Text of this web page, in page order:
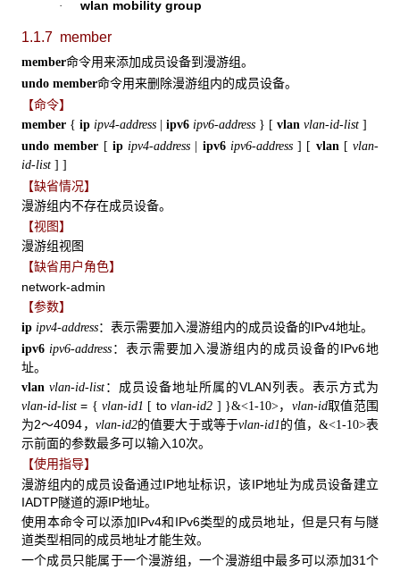
· wlan mobility group
1.1.7 member
member命令用来添加成员设备到漫游组。
undo member命令用来删除漫游组内的成员设备。
【命令】
member { ip ipv4-address ipv6 ipv6-address } [ vlan vlan-id-list ]
undo member [ ip ipv4-address ipv6ipv6-address ] [ vlan [ vlan-
id-list ] ]
【缺省情况】
漫游组内不存在成员设备。
【视图】
漫游组视图
【缺省用户角色】
network-admin
【参数】
ip ipv4-address：表示需要加入漫游组内的成员设备的IPv4地址。
ipv6 ipv6-address ：表示需要加入漫游组内的成员设备的IPv6地
址。
vlan vlan-id-list ：成员设备地址所属的VLAN列表。表示方式为
vlan-id-list= { vlan-id1 [ tovlan-id2 ] }&<1-10>， vlan-id取值范围
为2～4094， vlan-id2的值要大于或等于vlan-id1的值， &<1-10>表
示前面的参数最多可以输入10次。
【使用指导】
漫游组内的成员设备通过IP地址标识，该IP地址为成员设备建立
IADTP隧道的源IP地址。
使用本命令可以添加IPv4和IPv6类型的成员地址，但是只有与隧
道类型相同的成员地址才能生效。
一个成员只能属于一个漫游组，一个漫游组中最多可以添加31个